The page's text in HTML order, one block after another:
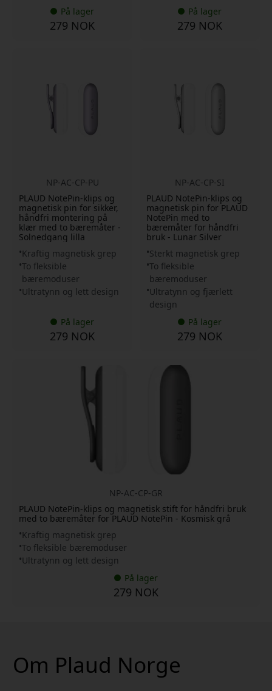
På lager
279 NOK
På lager
279 NOK
NP-AC-CP-PU
PLAUD NotePin-klips og
magnetisk pin for sikker,
håndfri montering på
klær med to bæremåter -
Solnedgang lilla
Kraftig magnetisk grep
To fleksible
bæremoduser
Ultratynn og lett design
På lager
279 NOK
NP-AC-CP-SI
PLAUD NotePin-klips og
magnetisk pin for PLAUD
NotePin med to
bæremåter for håndfri
bruk - Lunar Silver
Sterkt magnetisk grep
To fleksible
bæremoduser
Ultratynn og fjærlett
design
På lager
279 NOK
NP-AC-CP-GR
PLAUD NotePin-klips og magnetisk stift for håndfri bruk
med to bæremåter for PLAUD NotePin - Kosmisk grå
Kraftig magnetisk grep
To fleksible bæremoduser
Ultratynn og lett design
På lager
279 NOK
Om Plaud Norge